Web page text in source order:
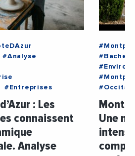
#Analyse
#Entreprises
: Les
connaissent
Analyse
Une